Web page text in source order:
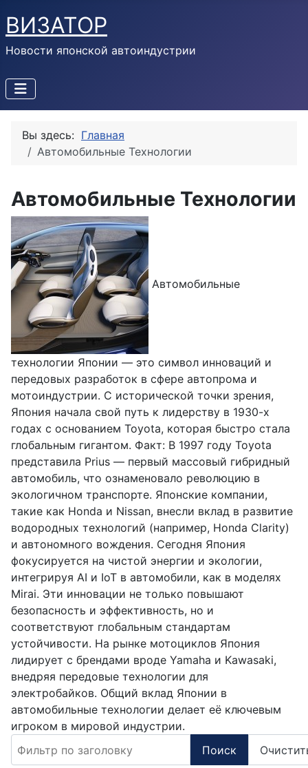
ВИЗАТОР
Новости японской автоиндустрии
Вы здесь: Главная
Автомобильные Технологии
Автомобильные Технологии
Автомобильные
технологии Японии — это символ инноваций и
передовых разработок в сфере автопрома и
мотоиндустрии. С исторической точки зрения,
Япония начала свой путь к лидерству в 1930-х
годах с основанием Toyota, которая быстро стала
глобальным гигантом. Факт: В 1997 году Toyota
представила Prius — первый массовый гибридный
автомобиль, что ознаменовало революцию в
экологичном транспорте. Японские компании,
такие как Honda и Nissan, внесли вклад в развитие
водородных технологий (например, Honda Clarity)
и автономного вождения. Сегодня Япония
фокусируется на чистой энергии и экологии,
интегрируя AI и IoT в автомобили, как в моделях
Mirai. Эти инновации не только повышают
безопасность и эффективность, но и
соответствуют глобальным стандартам
устойчивости. На рынке мотоциклов Япония
лидирует с брендами вроде Yamaha и Kawasaki,
внедряя передовые технологии для
электробайков. Общий вклад Японии в
автомобильные технологии делает её ключевым
игроком в мировой индустрии.
Поиск